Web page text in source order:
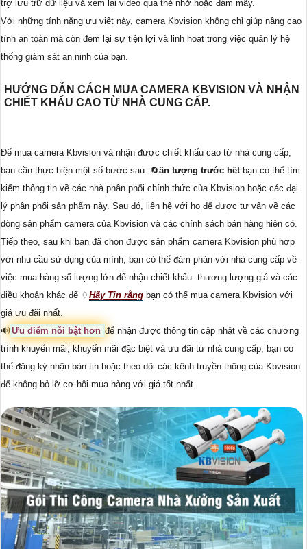
trợ lưu trữ dữ liệu và xem lại video qua thẻ nhớ hoặc đám mây.
Với những tính năng ưu việt này, camera Kbvision không chỉ giúp nâng cao
tính an toàn mà còn đem lại sự tiện lợi và linh hoạt trong việc quản lý hệ
thống giám sát an ninh của bạn.
HƯỚNG DẪN CÁCH MUA CAMERA KBVISION VÀ NHẬN
CHIẾT KHẤU CAO TỪ NHÀ CUNG CẤP.
Để mua camera Kbvision và nhận được chiết khấu cao từ nhà cung cấp,
bạn cần thực hiện một số bước sau. 🔄ấn tượng trước hết bạn có thể tìm
kiếm thông tin về các nhà phân phối chính thức của Kbvision hoặc các đại
lý phân phối sản phẩm này. Sau đó, liên hệ với họ để được tư vấn về các
dòng sản phẩm camera của Kbvision và các chính sách bán hàng hiện có.
Tiếp theo, sau khi bạn đã chọn được sản phẩm camera Kbvision phù hợp
với nhu cầu sử dụng của mình, bạn có thể đàm phán với nhà cung cấp về
việc mua hàng số lượng lớn để nhận chiết khấu. thương lượng giá và các
điều khoản khác để ♢Hãy Tin rằng bạn có thể mua camera Kbvision với
giá ưu đãi nhất.
🔊 Ưu điểm nỗi bật hơn để nhận được thông tin cập nhật về các chương
trình khuyến mãi, khuyến mãi đặc biệt và ưu đãi từ nhà cung cấp, bạn có
thể đăng ký nhận bản tin hoặc theo dõi các kênh truyền thông của Kbvision
để không bỏ lỡ cơ hội mua hàng với giá tốt nhất.